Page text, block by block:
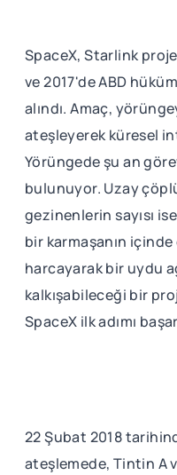
SpaceX, Starlink
ve 2017'de ABD
alındı. Amaç,
ateşleyerek küresel
Yörüngede şu an
bulunuyor. Uzay
gezinenlerin sayısı
bir karmaşanın içinde
harcayarak bir uydu
kalkışabileceği bir
SpaceX ilk adımı
22 Şubat 2018
ateşlemede, Tintin A